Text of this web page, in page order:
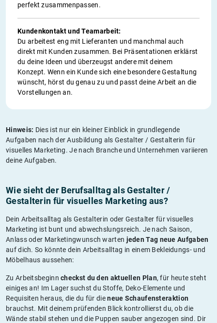
perfekt zusammenpassen.
Kundenkontakt und Teamarbeit:
Du arbeitest eng mit Lieferanten und manchmal auch
direkt mit Kunden zusammen. Bei Präsentationen erklärst
du deine Ideen und überzeugst andere mit deinem
Konzept. Wenn ein Kunde sich eine besondere Gestaltung
wünscht, hörst du genau zu und passt deine Arbeit an die
Vorstellungen an.
Hinweis: Dies ist nur ein kleiner Einblick in grundlegende
Aufgaben nach der Ausbildung als Gestalter / Gestalterin für
visuelles Marketing. Je nach Branche und Unternehmen variieren
deine Aufgaben.
Wie sieht der Berufsalltag als Gestalter /
Gestalterin für visuelles Marketing aus?
Dein Arbeitsalltag als Gestalterin oder Gestalter für visuelles
Marketing ist bunt und abwechslungsreich. Je nach Saison,
Anlass oder Marketingwunsch warten jeden Tag neue Aufgaben
auf dich. So könnte dein Arbeitsalltag in einem Bekleidungs- und
Möbelhaus aussehen:
Zu Arbeitsbeginncheckst du den aktuellen Plan, für heute steht
einiges an! Im Lager suchst du Stoffe, Deko-Elemente und
Requisiten heraus, die du für dieneue Schaufensteraktion
brauchst. Mit deinem prüfenden Blick kontrollierst du, ob die
Wände stabil stehen und die Puppen sauber angezogen sind. Dir